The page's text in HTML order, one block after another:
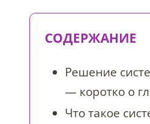
СОДЕРЖАНИЕ
Решение
— коротко о
Что такое